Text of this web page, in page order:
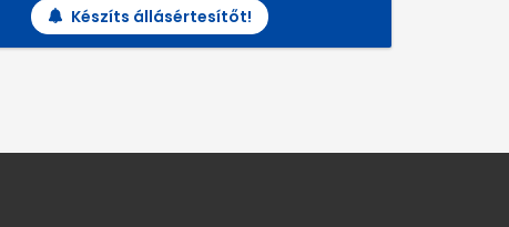
Készíts állásértesítőt!